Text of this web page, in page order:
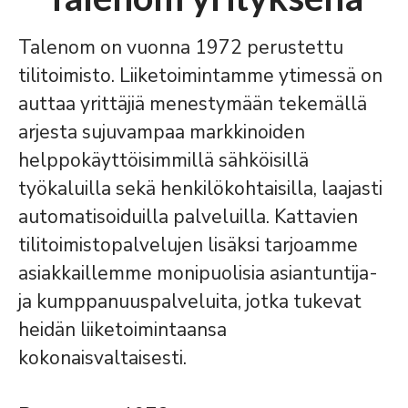
Talenom on vuonna 1972 perustettu
tilitoimisto. Liiketoimintamme ytimessä on
auttaa yrittäjiä menestymään tekemällä
arjesta sujuvampaa markkinoiden
helppokäyttöisimmillä sähköisillä
työkaluilla sekä henkilökohtaisilla, laajasti
automatisoiduilla palveluilla. Kattavien
tilitoimistopalvelujen lisäksi tarjoamme
asiakkaillemme monipuolisia asiantuntija-
ja kumppanuuspalveluita, jotka tukevat
heidän liiketoimintaansa
kokonaisvaltaisesti.